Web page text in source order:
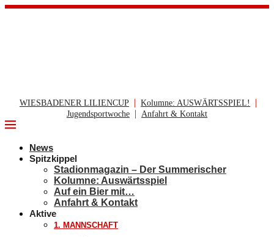
WIESBADENER LILIENCUP | Kolumne: AUSWÄRTSSPIEL! |
Jugendsportwoche | Anfahrt & Kontakt
News
Spitzkippel
Stadionmagazin – Der Summerischer
Kolumne: Auswärtsspiel
Auf ein Bier mit…
Anfahrt & Kontakt
Aktive
1. MANNSCHAFT